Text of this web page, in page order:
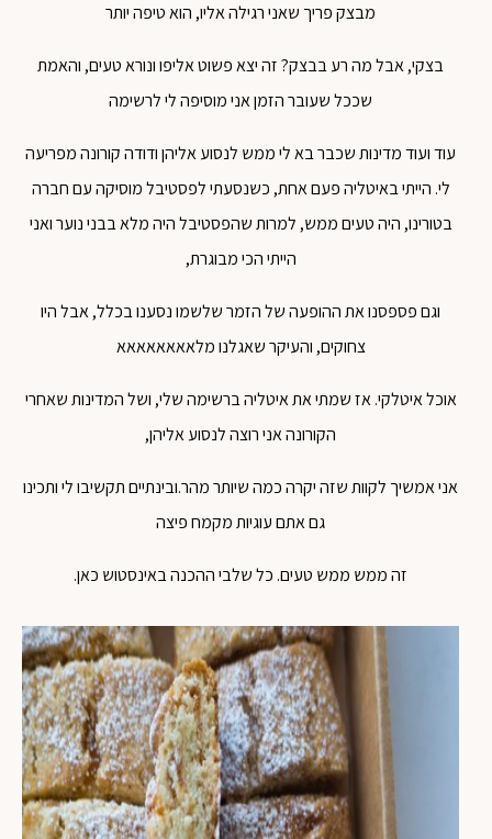
מבצק פריך שאני רגילה אליו, הוא טיפה יותר
בצקי, אבל מה רע בבצק? זה יצא פשוט אליפו ונורא טעים, והאמת
שככל שעובר הזמן אני מוסיפה לי לרשימה
עוד ועוד מדינות שכבר בא לי ממש לנסוע אליהן ודודה קורונה מפריעה
לי. הייתי באיטליה פעם אחת, כשנסעתי לפסטיבל מוסיקה עם חברה
בטורינו, היה טעים ממש, למרות שהפסטיבל היה מלא בבני נוער ואני
הייתי הכי מבוגרת,
וגם פספסנו את ההופעה של הזמר שלשמו נסענו בכלל, אבל היו
צחוקים, והעיקר שאגלנו מלאאאאאאאא
אוכל איטלקי. אז שמתי את איטליה ברשימה שלי, ושל המדינות שאחרי
הקורונה אני רוצה לנסוע אליהן,
אני אמשיך לקוות שזה יקרה כמה שיותר מהר.ובינתיים תקשיבו לי ותכינו
גם אתם עוגיות מקמח פיצה
זה ממש ממש טעים. כל שלבי ההכנה באינסטוש כאן.